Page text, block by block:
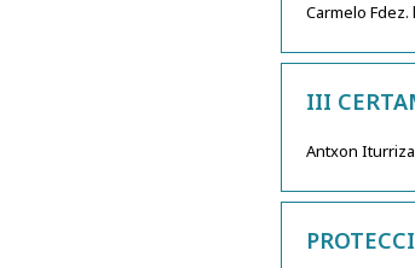
Carmelo Fdez.
III
Antxon